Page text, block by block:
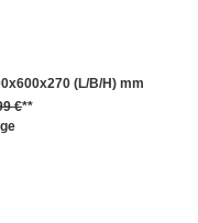
(L/B/H) mm
€**